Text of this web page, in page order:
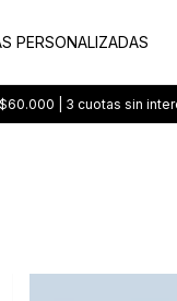
PERSONALIZADAS
| 3 cuotas sin